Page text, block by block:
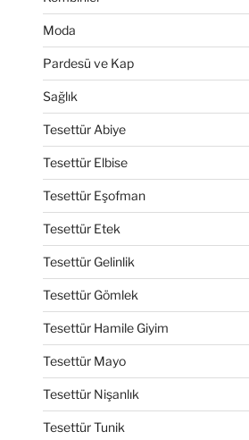
Moda
Pardesü ve Kap
Sağlık
Tesettür Abiye
Tesettür Elbise
Tesettür Eşofman
Tesettür Etek
Tesettür Gelinlik
Tesettür Gömlek
Tesettür Hamile Giyim
Tesettür Mayo
Tesettür Nişanlık
Tesettür Tunik